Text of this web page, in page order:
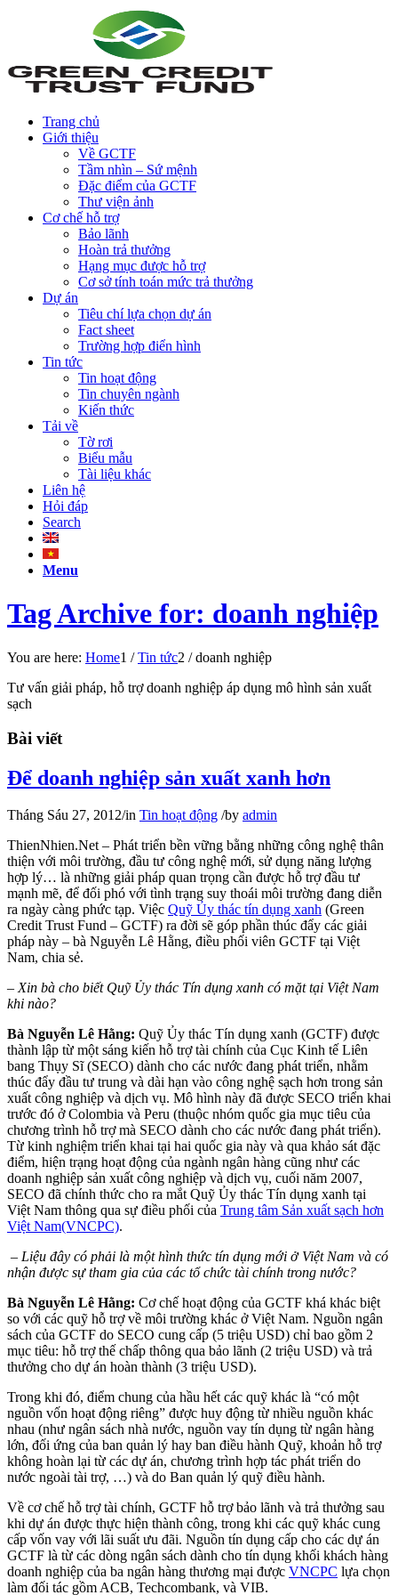
Trang chủ
Giới thiệu
Về GCTF
Tầm nhìn – Sứ mệnh
Đặc điểm của GCTF
Thư viện ảnh
Cơ chế hỗ trợ
Bảo lãnh
Hoàn trả thưởng
Hạng mục được hỗ trợ
Cơ sở tính toán mức trả thưởng
Dự án
Tiêu chí lựa chọn dự án
Fact sheet
Trường hợp điển hình
Tin tức
Tin hoạt động
Tin chuyên ngành
Kiến thức
Tải về
Tờ rơi
Biểu mẫu
Tài liệu khác
Liên hệ
Hỏi đáp
Search
Menu
Tag Archive for: doanh nghiệp
You are here: Home1 / Tin tức2 / doanh nghiệp
Tư vấn giải pháp, hỗ trợ doanh nghiệp áp dụng mô hình sản xuất
sạch
Bài viết
Để doanh nghiệp sản xuất xanh hơn
Tháng Sáu 27, 2012/in Tin hoạt động /by admin
ThienNhien.Net – Phát triển bền vững bằng những công nghệ thân
thiện với môi trường, đầu tư công nghệ mới, sử dụng năng lượng
hợp lý… là những giải pháp quan trọng cần được hỗ trợ đầu tư
mạnh mẽ, để đối phó với tình trạng suy thoái môi trường đang diễn
ra ngày càng phức tạp. Việc Quỹ Ủy thác tín dụng xanh (Green
Credit Trust Fund – GCTF) ra đời sẽ góp phần thúc đẩy các giải
pháp này – bà Nguyễn Lê Hằng, điều phối viên GCTF tại Việt
Nam, chia sẻ.
– Xin bà cho biết Quỹ Ủy thác Tín dụng xanh có mặt tại Việt Nam
khi nào?
Bà Nguyễn Lê Hằng: Quỹ Ủy thác Tín dụng xanh (GCTF) được
thành lập từ một sáng kiến hỗ trợ tài chính của Cục Kinh tế Liên
bang Thụy Sĩ (SECO) dành cho các nước đang phát triển, nhằm
thúc đẩy đầu tư trung và dài hạn vào công nghệ sạch hơn trong sản
xuất công nghiệp và dịch vụ. Mô hình này đã được SECO triển khai
trước đó ở Colombia và Peru (thuộc nhóm quốc gia mục tiêu của
chương trình hỗ trợ mà SECO dành cho các nước đang phát triển).
Từ kinh nghiệm triển khai tại hai quốc gia này và qua khảo sát đặc
điểm, hiện trạng hoạt động của ngành ngân hàng cũng như các
doanh nghiệp sản xuất công nghiệp và dịch vụ, cuối năm 2007,
SECO đã chính thức cho ra mắt Quỹ Ủy thác Tín dụng xanh tại
Việt Nam thông qua sự điều phối của Trung tâm Sản xuất sạch hơn
Việt Nam(VNCPC).
– Liệu đây có phải là một hình thức tín dụng mới ở Việt Nam và có
nhận được sự tham gia của các tổ chức tài chính trong nước?
Bà Nguyễn Lê Hằng: Cơ chế hoạt động của GCTF khá khác biệt
so với các quỹ hỗ trợ về môi trường khác ở Việt Nam. Nguồn ngân
sách của GCTF do SECO cung cấp (5 triệu USD) chỉ bao gồm 2
mục tiêu: hỗ trợ thế chấp thông qua bảo lãnh (2 triệu USD) và trả
thưởng cho dự án hoàn thành (3 triệu USD).
Trong khi đó, điểm chung của hầu hết các quỹ khác là “có một
nguồn vốn hoạt động riêng” được huy động từ nhiều nguồn khác
nhau (như ngân sách nhà nước, nguồn vay tín dụng từ ngân hàng
lớn, đối ứng của ban quản lý hay ban điều hành Quỹ, khoản hỗ trợ
không hoàn lại từ các dự án, chương trình hợp tác phát triển do
nước ngoài tài trợ, …) và do Ban quản lý quỹ điều hành.
Về cơ chế hỗ trợ tài chính, GCTF hỗ trợ bảo lãnh và trả thưởng sau
khi dự án được thực hiện thành công, trong khi các quỹ khác cung
cấp vốn vay với lãi suất ưu đãi. Nguồn tín dụng cấp cho các dự án
GCTF là từ các dòng ngân sách dành cho tín dụng khối khách hàng
doanh nghiệp của ba ngân hàng thương mại được VNCPC lựa chọn
làm đối tác gồm ACB, Techcombank, và VIB.